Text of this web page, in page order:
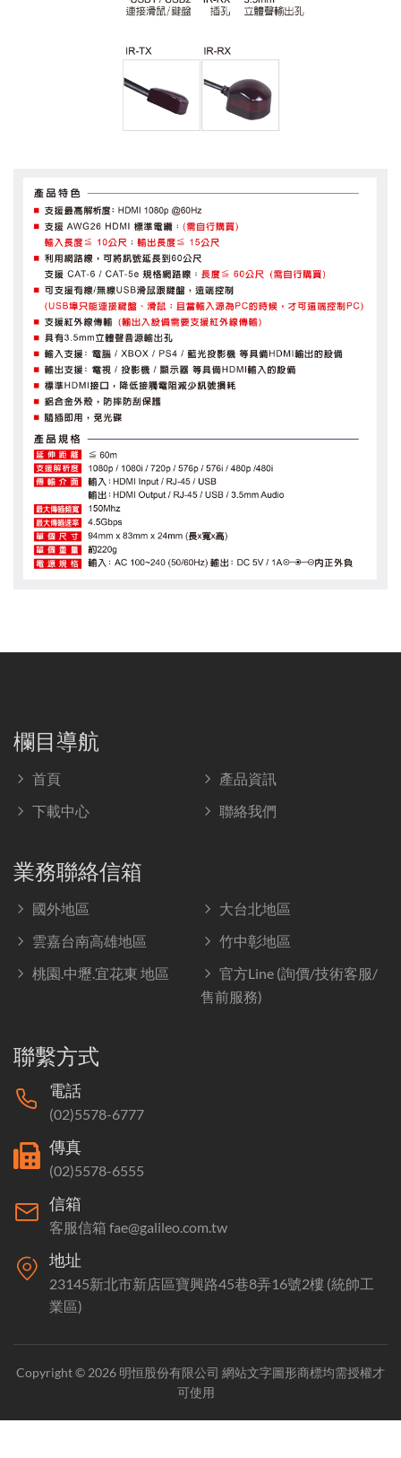
欄目導航
首頁
產品資訊
下載中心
聯絡我們
業務聯絡信箱
國外地區
大台北地區
雲嘉台南高雄地區
竹中彰地區
桃園.中壢.宜花東 地區
官方Line (詢價/技術客服/
售前服務)
聯繫方式
電話
(02)5578-6777
傳真
(02)5578-6555
信箱
客服信箱 fae@galileo.com.tw
地址
23145新北市新店區寶興路45巷8弄16號2樓 (統帥工
業區)
Copyright © 2026 明恒股份有限公司 網站文字圖形商標均需授權才
可使用